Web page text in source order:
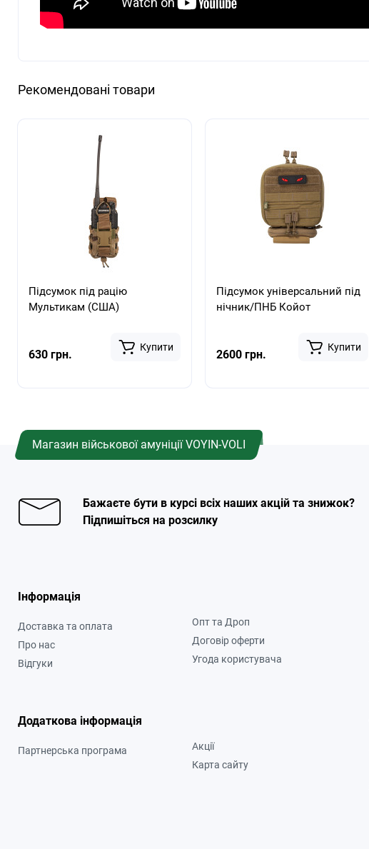
Рекомендовані товари
Підсумок під рацію
Мультикам (США)
630 грн.
Купити
Підсумок універсальний під
нічник/ПНБ Койот
2600 грн.
Купити
Магазин військової амуніції VOYIN-VOLI
Бажаєте бути в курсі всіх наших акцій та знижок?
Підпишіться на розсилку
Інформація
Доставка та оплата
Про нас
Відгуки
Опт та Дроп
Договір оферти
Угода користувача
Додаткова інформація
Партнерська програма
Акції
Карта сайту